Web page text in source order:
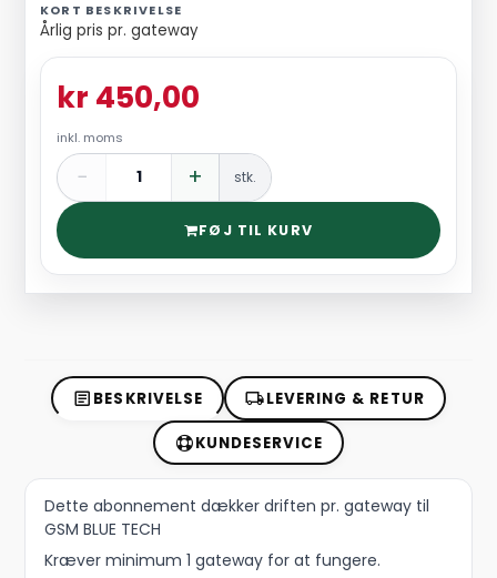
KORT BESKRIVELSE
Årlig pris pr. gateway
kr 450,00
inkl. moms
− + stk.
FØJ TIL KURV
BESKRIVELSE LEVERING & RETUR
KUNDESERVICE
Dette abonnement dækker driften pr. gateway til
GSM BLUE TECH
Kræver minimum 1 gateway for at fungere.